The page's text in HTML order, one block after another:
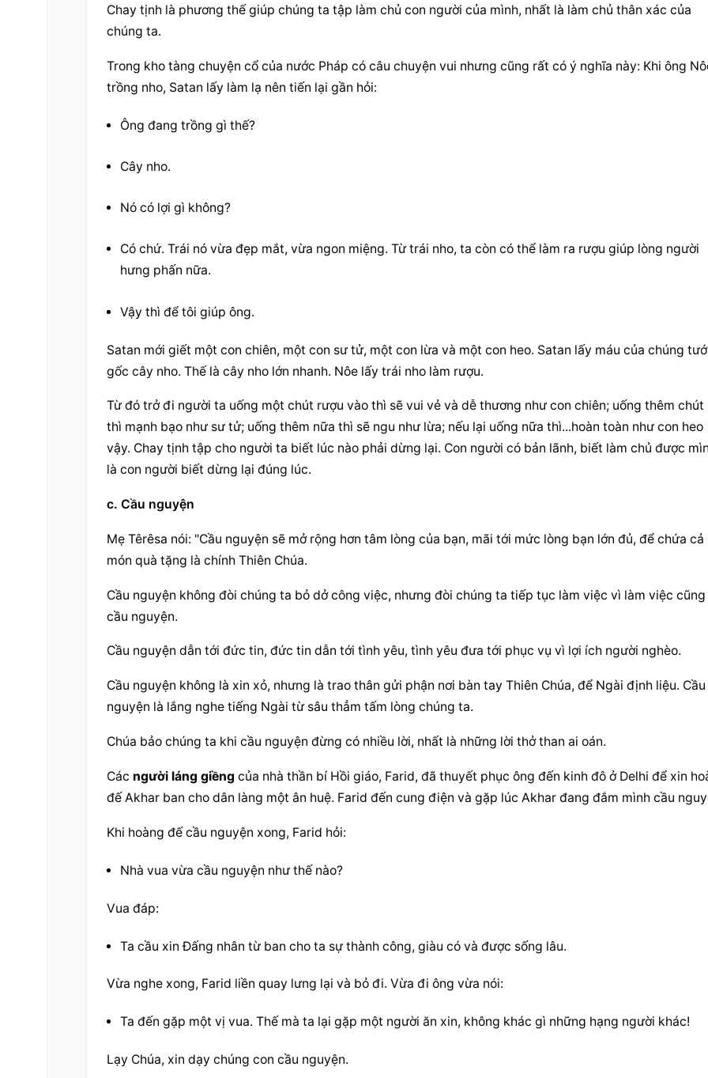
Chay tịnh là phương thế giúp chúng ta tập làm chủ con người của mình, nhất là làm chủ thân xác của
chúng ta.
Trong kho tàng chuyện cổ của nước Pháp có câu chuyện vui nhưng cũng rất có ý nghĩa này: Khi ông
trồng nho, Satan lấy làm lạ nên tiến lại gần hỏi:
Ông đang trồng gì thế?
Cây nho.
Nó có lợi gì không?
Có chứ. Trái nó vừa đẹp mắt, vừa ngon miệng. Từ trái nho, ta còn có thể làm ra rượu giúp lòng người
hưng phấn nữa.
Vậy thì để tôi giúp ông.
Satan mới giết một con chiên, một con sư tử, một con lừa và một con heo. Satan lấy máu của chúng
gốc cây nho. Thế là cây nho lớn nhanh. Nôe lấy trái nho làm rượu.
Từ đó trở đi người ta uống một chút rượu vào thì sẽ vui vẻ và dễ thương như con chiên; uống thêm chút
thì mạnh bạo như sư tử; uống thêm nữa thì sẽ ngu như lừa; nếu lại uống nữa thì...hoàn toàn như con heo
vậy. Chay tịnh tập cho người ta biết lúc nào phải dừng lại. Con người có bản lãnh, biết làm chủ được
là con người biết dừng lại đúng lúc.
c. Cầu nguyện
Mẹ Têrêsa nói: "Cầu nguyện sẽ mở rộng hơn tâm lòng của bạn, mãi tới mức lòng bạn lớn đủ, để chứa cả
món quà tặng là chính Thiên Chúa.
Cầu nguyện không đòi chúng ta bỏ dở công việc, nhưng đòi chúng ta tiếp tục làm việc vì làm việc cũng
cầu nguyện.
Cầu nguyện dẫn tới đức tin, đức tin dẫn tới tình yêu, tình yêu đưa tới phục vụ vì lợi ích người nghèo.
Cầu nguyện không là xin xỏ, nhưng là trao thân gửi phận nơi bàn tay Thiên Chúa, để Ngài định liệu. Cầu
nguyện là lắng nghe tiếng Ngài từ sâu thẳm tấm lòng chúng ta.
Chúa bảo chúng ta khi cầu nguyện đừng có nhiều lời, nhất là những lời thở than ai oán.
Các người láng giềng của nhà thần bí Hồi giáo, Farid, đã thuyết phục ông đến kinh đô ở Delhi để xin
đế Akhar ban cho dân làng một ân huệ. Farid đến cung điện và gặp lúc Akhar đang đắm mình cầu
Khi hoàng đế cầu nguyện xong, Farid hỏi:
Nhà vua vừa cầu nguyện như thế nào?
Vua đáp:
Ta cầu xin Đấng nhân từ ban cho ta sự thành công, giàu có và được sống lâu.
Vừa nghe xong, Farid liền quay lưng lại và bỏ đi. Vừa đi ông vừa nói:
Ta đến gặp một vị vua. Thế mà ta lại gặp một người ăn xin, không khác gì những hạng người khác!
Lạy Chúa, xin dạy chúng con cầu nguyện.